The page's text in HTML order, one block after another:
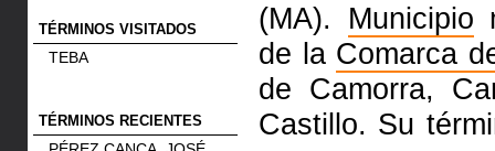
TÉRMINOS VISITADOS
TEBA
TÉRMINOS RECIENTES
(MA). Municipio
de la Comarca
de Camorra,
Castillo. Su